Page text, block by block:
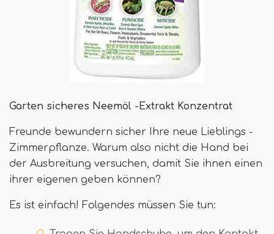
Garten sicheres Neemöl -Extrakt Konzentrat
Freunde bewundern sicher Ihre neue Lieblings -
Zimmerpflanze. Warum also nicht die Hand bei
der Ausbreitung versuchen, damit Sie ihnen einen
ihrer eigenen geben können?
Es ist einfach! Folgendes müssen Sie tun: